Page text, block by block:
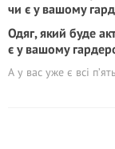
Одяг, який буде
є у вашому
А у вас уже є всі